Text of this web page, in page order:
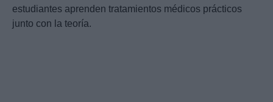
estudiantes aprenden tratamientos médicos prácticos
junto con la teoría.